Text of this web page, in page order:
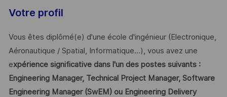
Votre profil
Vous êtes diplômé(e) d'une école d'ingénieur (Electronique,
Aéronautique / Spatial, Informatique…), vous avez une
expérience significative dans l'un des postes suivants :
Engineering Manager, Technical Project Manager, Software
Engineering Manager (SwEM) ou Engineering Delivery